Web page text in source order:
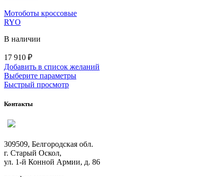
товара.
Мотоботы кроссовые
RYO
В наличии
17 910 ₽
Добавить в список желаний
Выберите параметрыЭтот
на
товара.
Быстрый просмотр
Контакты
309509, Белгородская обл.
г. Старый Оскол,
ул. 1-й Конной Армии, д. 86